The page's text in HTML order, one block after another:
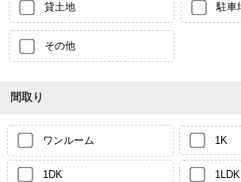
貸土地 駐車
その他
間取り
ワンルーム 1K
1DK 1LDK